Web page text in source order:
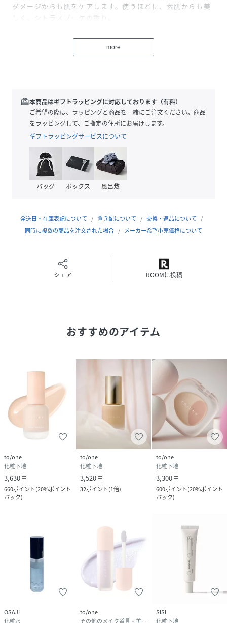
ダメージからも肌をケアします。使うほどに、素肌からも美
しく。シトラスブーケの香り。
上下によく振ってからご使用ください。
【内容量】
50mL
【商品サイズ】
109.5㎜×43㎜×43㎜（高さ×奥行×幅）
【全成分】
カ種子油、乳酸桿菌／アロエベラ葉汁発酵液、スフィンゴ糖
脂質、マンダリンオレンジ果皮エキス、ハマメリス葉エキ
ズマリー葉エキス、ラベンダー油、ベルガモット果実油、ニ
オイテンジクアオイ油、アオモジ果実油、イランイラン花
●パッケージはリニューアル等の理由により、写真と異なる
場合がございます。
●パッケージのリニューアル等の理由により、成分・処方が
記載と異なる場合がございます。
●予告なくパッケージ仕様が変更になる場合がございます。
to/one【お気に入り】登録がおすすめです！
---------------------------------------------------
▼アイテムを【お気に入り】に追加
再入荷やラストなどの情報を受け取ることが出来ます。
more
redeem本商品はギフトラッピングに対応しております（有料）
ご希望の際は、ラッピングと商品を一緒にご注文ください。商品
をラッピングして、ご指定の住所にお届けします。
ギフトラッピングサービスについて
バッグ ボックス 風呂敷
発送日・在庫表記について 置き配について
交換・返品について
同時に複数の商品を注文された場合
メーカー希望小売価格について
シェア ROOMに投稿
おすすめのアイテム
to/one
化粧下地
3,630円
660ポイント(20%ポイント
バック)
to/one
化粧下地
3,520円
32ポイント(1倍)
to/one
化粧下地
3,300円
600ポイント(20%ポイント
バック)
OSAJI
化粧水
to/one
その他のメイク道具・美容器具
SISI
化粧下地